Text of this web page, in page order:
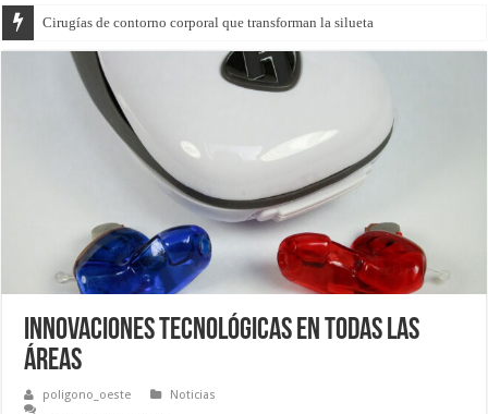
Cirugías de contorno corporal que transforman la silueta
Innovaciones tecnológicas en todas las
áreas
poligono_oeste
Noticias